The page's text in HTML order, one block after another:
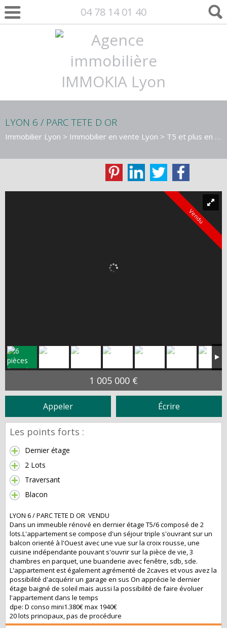
04 78 14 01 40
LYON 6 / PARC TETE D OR
Immobilier Lyon > Immobilier en vente Lyon > T5 et plus en vente Lyon
Vendu
1 005 000 €
Appeler Écrire
Les points forts :
Dernier étage
2 Lots
Traversant
Blacon
LYON 6 / PARC TETE D OR VENDU
Dans un immeuble rénové en dernier étage T5/6 composé de 2
lots.L'appartement se compose d'un séjour triple s'ouvrant sur un
balcon orienté à l'Ouest avec une vue sur la croix rousse, une
cuisine indépendante pouvant s'ouvrir sur la pièce de vie, 3
chambres en parquet, une buanderie avec fenêtre, sdb, sde.
L'appartement est également agrémenté de 2caves et vous avez la
possibilité d'acquérir un garage en sus On apprécie le dernier
étage baigné de soleil mais aussi la possibilité de faire évoluer
l'appartement dans le temps
dpe: D conso mini1.380€ max 1940€
20 lots principaux, pas de procédure